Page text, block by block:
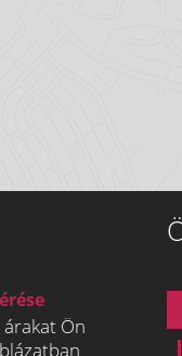
Ön